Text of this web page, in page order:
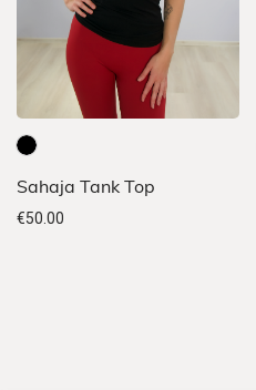
Sellel
tootel
Sahaja Tank Top
€50.00